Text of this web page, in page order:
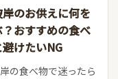
岸のお供えに何を
おすすめの食べ
けたいNG
の食べ物で迷ったら